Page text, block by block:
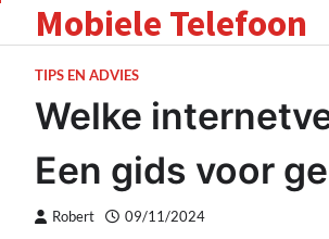
Mobiele Telefoon
TIPS EN ADVIES
Welke
Een gids voor
Robert 09/11/2024